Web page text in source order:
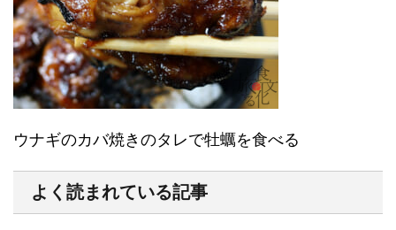
ウナギのカバ焼きのタレで牡蠣を食べる
よく読まれている記事